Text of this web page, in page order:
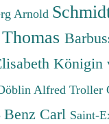
Arnold
Königin
Alfred Troller
Benz Carl Saint-